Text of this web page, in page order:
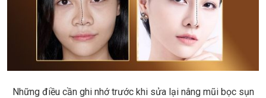
Những điều cần ghi nhớ trước khi sửa lại nâng mũi bọc sụn